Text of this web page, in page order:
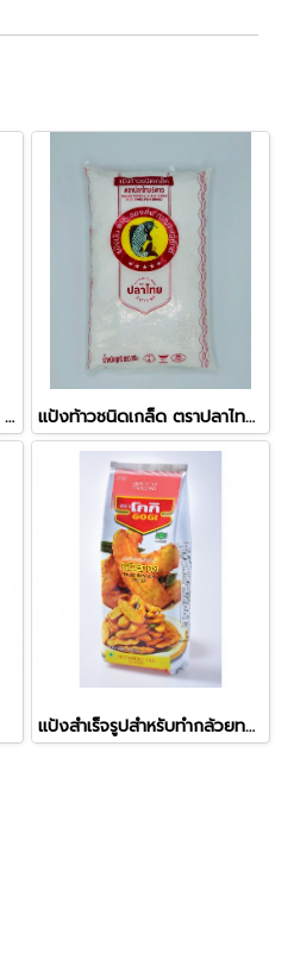
แป้งข้าวโพด ตรา Mcgarrett ขนาด 200กรัม แป้งท้าวชนิดเกล็ด ตราปลาไทย 5 ดาว
แป้งสำเร็จรูปสำหรับทำกล้วยทอด ตราโกกิ